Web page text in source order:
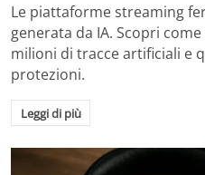
Le piattaforme streaming
generata da IA. Scopri
milioni di tracce artificiali e
protezioni.
Leggi di più